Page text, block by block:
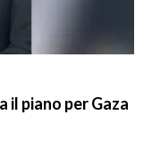
il piano per Gaza